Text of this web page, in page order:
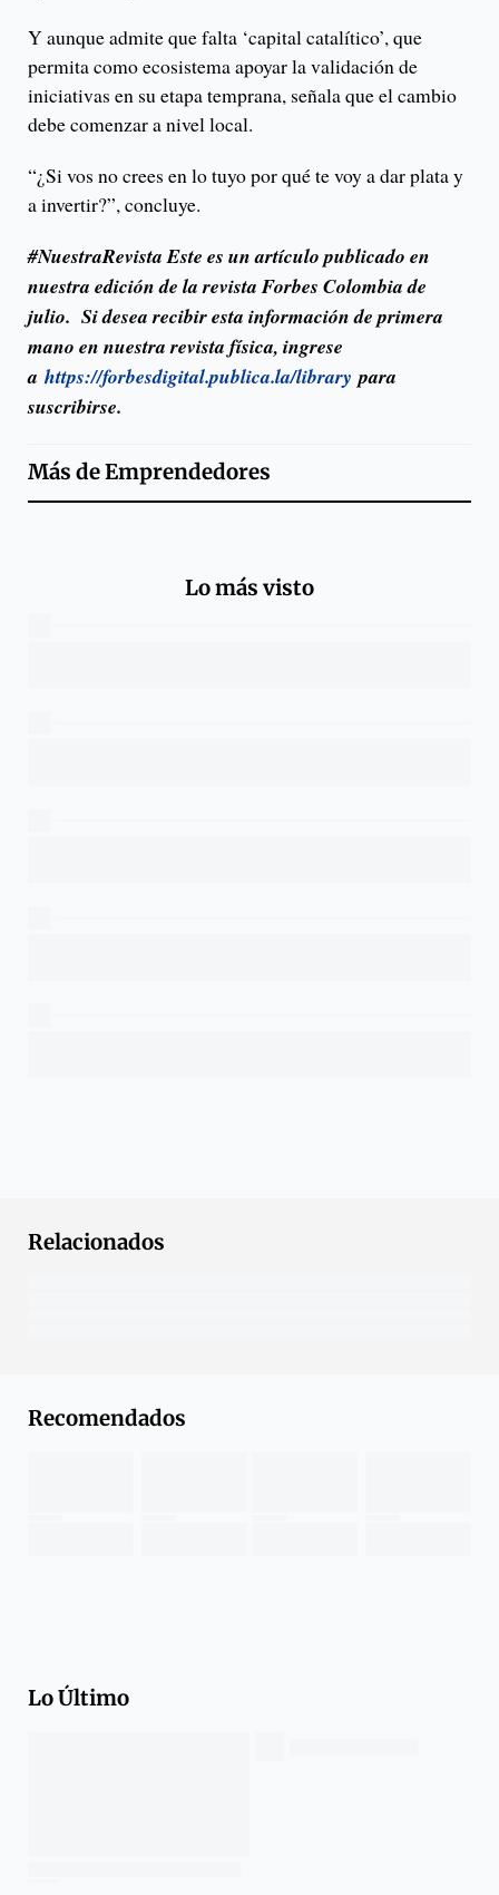
Y aunque admite que falta ‘capital catalítico’, que
permita como ecosistema apoyar la validación de
iniciativas en su etapa temprana, señala que el cambio
debe comenzar a nivel local.
“¿Si vos no crees en lo tuyo por qué te voy a dar plata y
a invertir?”, concluye.
#NuestraRevista Este es un artículo publicado en
nuestra edición de la revista Forbes Colombia de
julio. Si desea recibir esta información de primera
mano en nuestra revista física, ingrese
a https://forbesdigital.publica.la/library para
suscribirse.
Más deEmprendedores
Lo más visto
Relacionados
Recomendados
Lo Último